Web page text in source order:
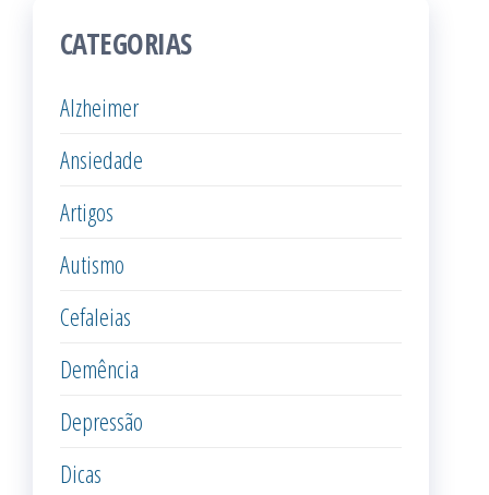
CATEGORIAS
Alzheimer
Ansiedade
Artigos
Autismo
Cefaleias
Demência
Depressão
Dicas